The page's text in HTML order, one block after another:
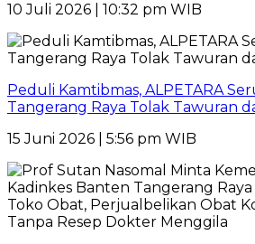
10 Juli 2026 | 10:32 pm WIB
Peduli Kamtibmas, ALPETARA
Tangerang Raya Tolak Tawuran
15 Juni 2026 | 5:56 pm WIB